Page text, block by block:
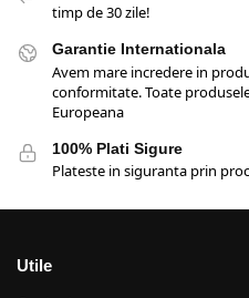
timp de 30 zile!
Garantie Internationala
Avem mare incredere in
conformitate. Toate
Europeana
100% Plati Sigure
Plateste in siguranta prin
Utile